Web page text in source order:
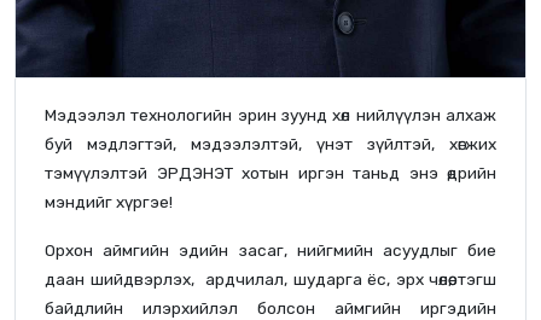
Мэдээлэл технологийн эрин зуунд хөл нийлүүлэн алхаж
буй мэдлэгтэй, мэдээлэлтэй, үнэт зүйлтэй, хөгжих
тэмүүлэлтэй ЭРДЭНЭТ хотын иргэн таньд энэ өдрийн
мэндийг хүргэе!
Орхон аймгийн эдийн засаг, нийгмийн асуудлыг бие
даан шийдвэрлэх, ардчилал, шударга ёс, эрх чөлөө, тэгш
байдлийн илэрхийлэл болсон аймгийн иргэдийн